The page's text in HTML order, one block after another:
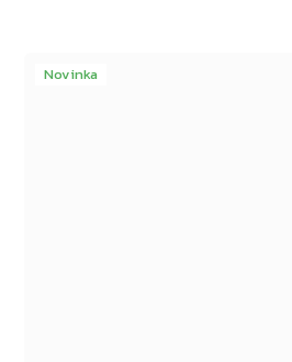
Novinka